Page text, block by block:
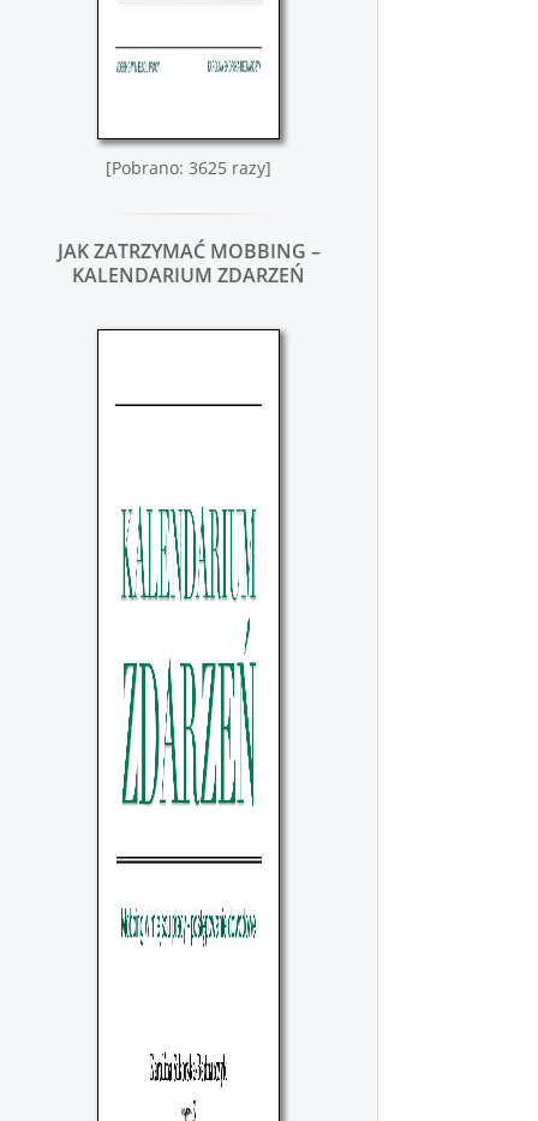
[Pobrano: 3625 razy]
JAK ZATRZYMAĆ MOBBING –
KALENDARIUM ZDARZEŃ